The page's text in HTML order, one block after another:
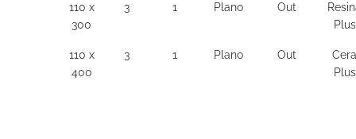
110 x
300
3 1 Plano Out
Plus
110 x
400
3 1 Plano Out
Cera
Plus